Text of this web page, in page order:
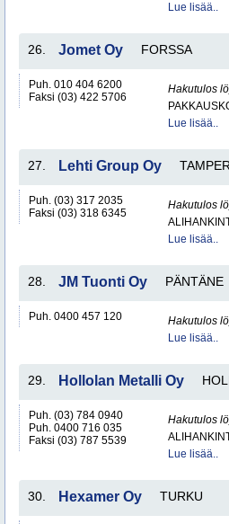
Lue lisää..
26. Jomet Oy FORSSA
Puh. 010 404 6200
Faksi (03) 422 5706
Hakutulos
Lue lisää..
27. Lehti Group Oy
Puh. (03) 317 2035
Faksi (03) 318 6345
Hakutulos
Lue lisää..
28. JM Tuonti Oy PÄNTÄNE
Puh. 0400 457 120
Hakutulos
Lue lisää..
29. Hollolan Metalli Oy
Puh. (03) 784 0940
Puh. 0400 716 035
Faksi (03) 787 5539
Hakutulos
Lue lisää..
30. Hexamer Oy TURKU